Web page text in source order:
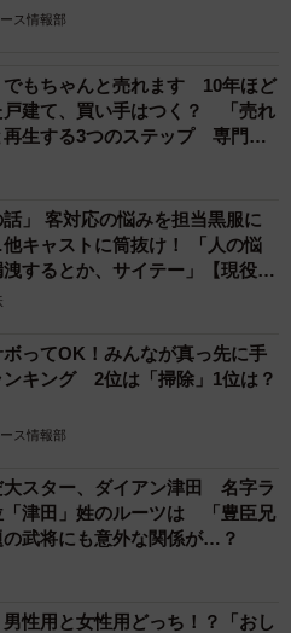
、良品計画としては推奨さ
濯機にビーズが飛び散った
にはかなりのリスクがありそ
めて、ビーズクッションを購
。
ス情報部
でもちゃんと売れます 10年ほど
戸建て、買い手はつく？ 「売れ
再生する3つのステップ 専門家
話」 客対応の悩みを担当黒服に
ストに筒抜け！ 「人の悩
するとか、サイテー」【現役キ
ってOK！みんなが真っ先に手
ンキング 2位は「掃除」1位は？
ス情報部
大スター、ダイアン津田 名字ラ
「津田」姓のルーツは 「豊臣兄
の武将にも意外な関係が…？
性用と女性用どっち！？「おし